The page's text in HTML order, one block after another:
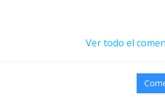
Ver todo el